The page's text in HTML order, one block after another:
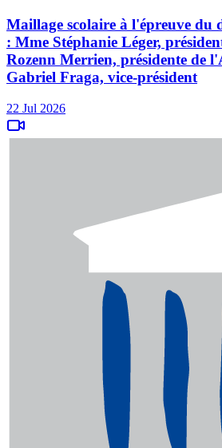
Maillage scolaire à l'épreuve du
: Mme Stéphanie Léger,
Rozenn Merrien, présidente de
Gabriel Fraga, vice-président
22 Jul 2026